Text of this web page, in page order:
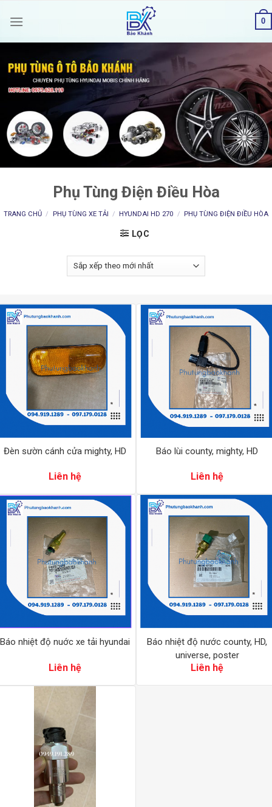
0
Phụ Tùng Điện Điều Hòa
TRANG CHỦ / PHỤ TÙNG XE TẢI / HYUNDAI HD 270 / PHỤ TÙNG ĐIỆN ĐIỀU HÒA
LỌC
Đèn sườn cánh cửa mighty, HD
Liên hệ
Báo lùi county, mighty, HD
Liên hệ
Báo nhiệt độ nuớc xe tải hyundai
Liên hệ
Báo nhiệt độ nước county, HD,
universe, poster
Liên hệ